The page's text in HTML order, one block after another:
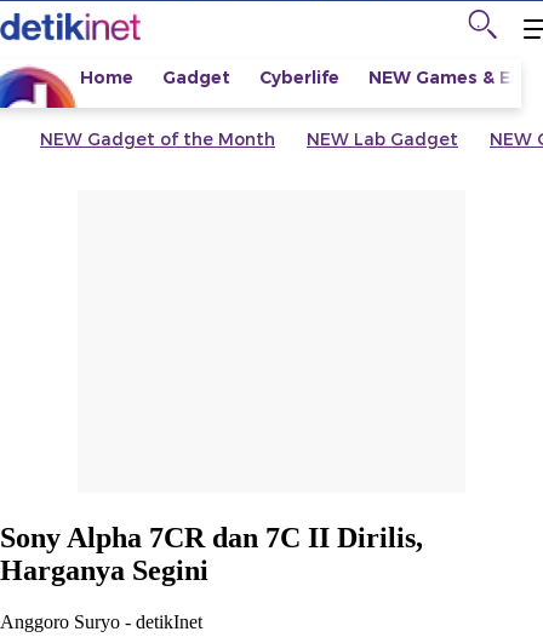
Home Gadget Cyberlife NEW Games &
NEW Gadget of the Month NEW Lab Gadget NEW
Sony Alpha 7CR dan 7C II Dirilis,
Harganya Segini
Anggoro Suryo - detikInet